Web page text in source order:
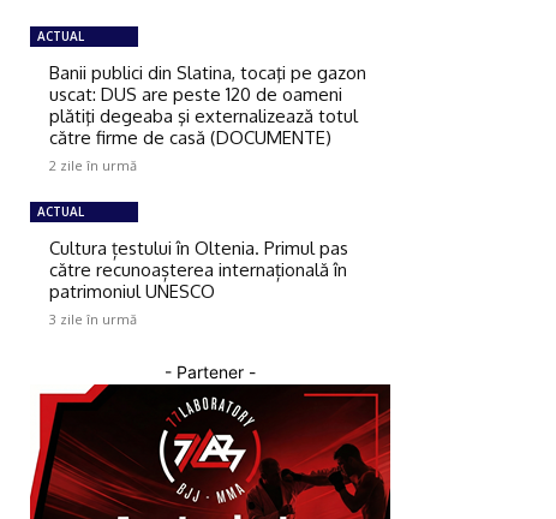
ACTUAL
Banii publici din Slatina, tocaţi pe gazon
uscat: DUS are peste 120 de oameni
plătiţi degeaba şi externalizează totul
către firme de casă (DOCUMENTE)
2 zile în urmă
ACTUAL
Cultura țestului în Oltenia. Primul pas
către recunoașterea internațională în
patrimoniul UNESCO
3 zile în urmă
- Partener -